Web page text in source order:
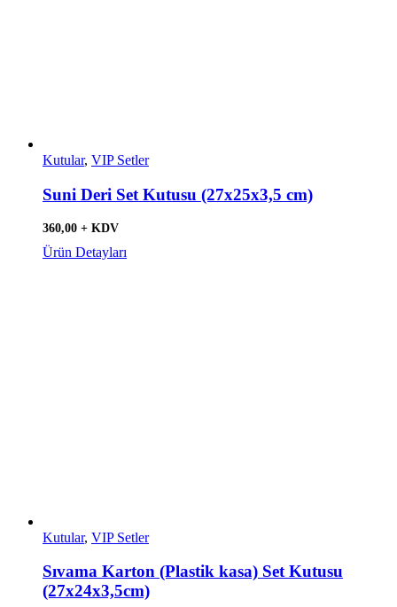
Kutular, VIP Setler
Suni Deri Set Kutusu (27x25x3,5 cm)
360,00 + KDV
Ürün Detayları
Kutular, VIP Setler
Sıvama Karton (Plastik kasa) Set Kutusu
(27x24x3,5cm)